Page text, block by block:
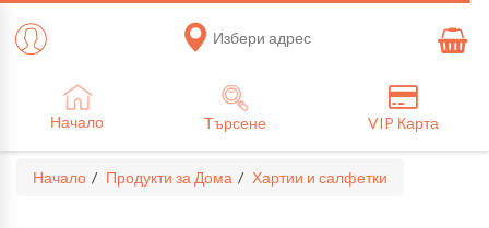
Избери адрес
Начало Търсене VIP Карта
Начало Продукти за Дома Хартии и салфетки